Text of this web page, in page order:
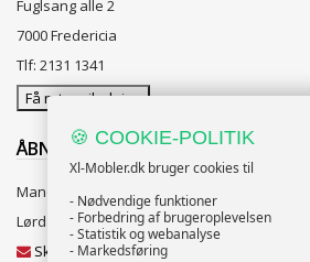
Fuglsang alle 2
7000 Fredericia
Tlf: 2131 1341
Få rutevejledning
ÅBNINGSTIDER:
Mandag til Fredag 10:00 til 18:00
Lørdag og Søndag 10:00 til 16:00
Skriv til vores kundeservice
🍪 COOKIE-POLITIK
Xl-Mobler.dk bruger cookies til
- Nødvendige funktioner
- Forbedring af brugeroplevelsen
- Statistik og webanalyse
- Markedsføring